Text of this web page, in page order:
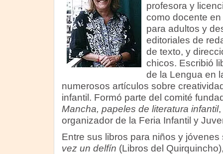
profesora y
como docente
para adultos y
editoriales de
de texto, y
chicos. Escribió
de la Lengua en
numerosos artículos sobre
infantil. Formó parte del comité
Mancha, papeles de literatura infantil,
organizador de la Feria Infantil y
Entre sus libros para niños y
vez un delfín (Libros del